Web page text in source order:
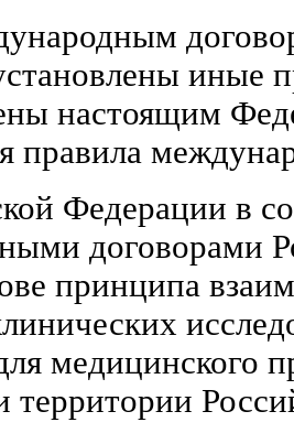
иные
настоящим
правила
Федерации в
договорами
принципа
медицинского
территории